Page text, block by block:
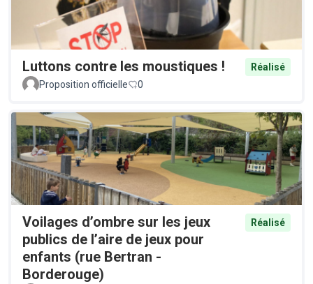
Luttons contre les moustiques !
Réalisé
Proposition officielle
0
Voilages d’ombre sur les jeux
publics de l’aire de jeux pour
enfants (rue Bertran -
Borderouge)
Réalisé